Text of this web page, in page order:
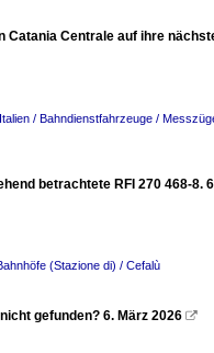
Centrale auf ihre
Italien / Bahndienstfahrzeuge /
betrachtete RFI 270 468-8.
(Stazione di) / Cefalù
gefunden? 6. März 2026 